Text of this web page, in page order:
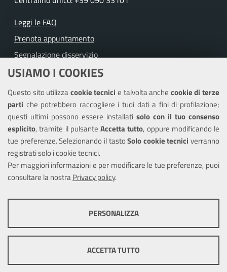
USIAMO I COOKIES
Questo sito utilizzacookie tecnicie talvolta anche cookie di terze
parti che potrebbero raccogliere i tuoi dati a fini di profilazione;
questi ultimi possono essere installati solo con il tuo consenso
esplicito, tramite il pulsante Accetta tutto, oppure modificando le
tue preferenze. Selezionando il tastoSolo cookie tecnici verranno
registrati solo i cookie tecnici.
Per maggiori informazioni e per modificare le tue preferenze, puoi
consultare la nostraPrivacy policy.
ottimale per ogni utente. Essi non raccolgono i tuoi dati e le tue
informazioni di navigazione per scopi di marketing e profilazione, e
PERSONALIZZA
ACCETTA TUTTO
Leggi le FAQ
Prenota appuntamento
Segnalazione disservizio
Richiesta assistenza
Amministrazione trasparente
Informativa privacy
Note legali
Piano di miglioramento del sito
Dichiarazione di accessibilità
Mappa del sito Cookie